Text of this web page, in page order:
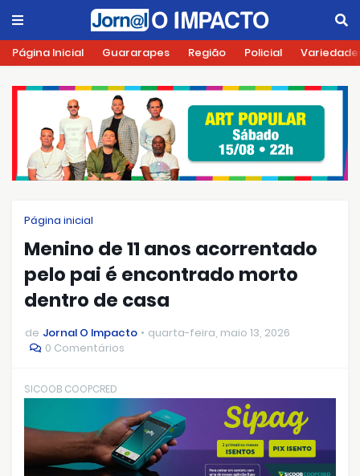
Página Inicial Guararapes Região Policial
Página inicial
Menino de 11 anos acorrentado
pelo pai é encontrado morto
dentro de casa
de Jornal O Impacto
quarta-feira, maio 13, 2026
0 Comentários
SICOOB COOPCRED